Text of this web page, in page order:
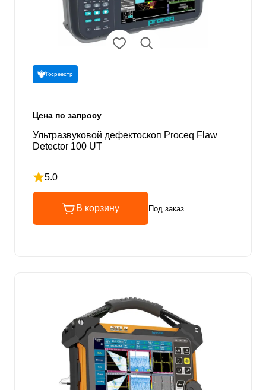
Госреестр
Цена по запросу
Ультразвуковой дефектоскоп Proceq Flaw
Detector 100 UT
5.0
Рейтинг 5 из 5
В корзину Под заказ